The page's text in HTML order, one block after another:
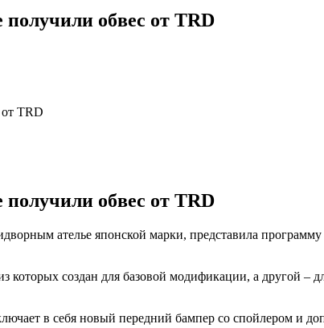
обвес от TRD
TRD
обвес от TRD
ателье японской марки, представила
которых создан для базовой модификации, а другой –
в себя новый передний бампер со спойлером и